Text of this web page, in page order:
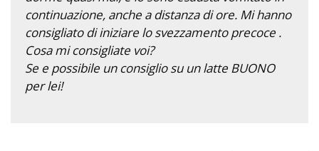
continuazione, anche a distanza di ore. Mi hanno
consigliato di iniziare lo svezzamento precoce .
Cosa mi consigliate voi?
Se e possibile un consiglio su un latte BUONO
per lei!